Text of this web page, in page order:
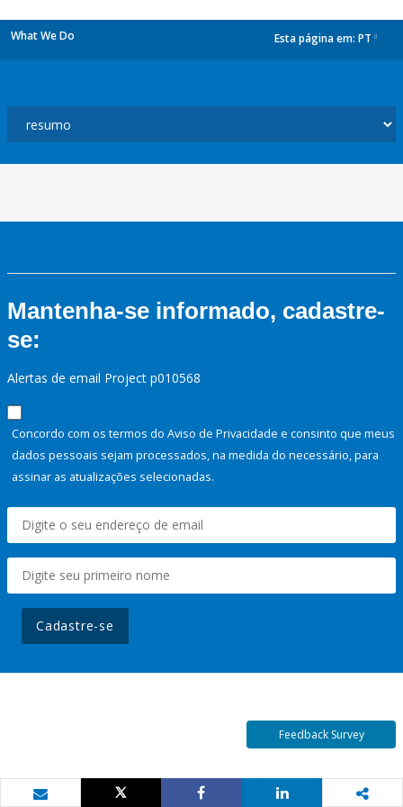
What We Do Esta página em: PT
Mantenha-se informado, cadastre-
se:
Alertas de email Project p010568
Concordo com os termos do Aviso de Privacidade e consinto que meus
dados pessoais sejam processados, na medida do necessário, para
assinar as atualizações selecionadas.
Cadastre-se
Feedback Survey